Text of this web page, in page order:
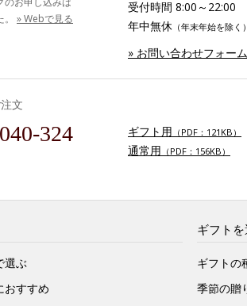
» Webで見る
受付時間 8:00～22:00
年中無休 （年末年始を除く）
» お問い合わせフォーム
文
324 ギフト用 （PDF：121KB）
通常用 （PDF：156KB）
選ぶ
おすすめ
ギフト
ギフトの
季節の贈